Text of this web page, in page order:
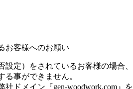
お客様へのお願い
定）をされているお客様の場合、
事ができません。
ドメイン『gen-woodwork.com』を